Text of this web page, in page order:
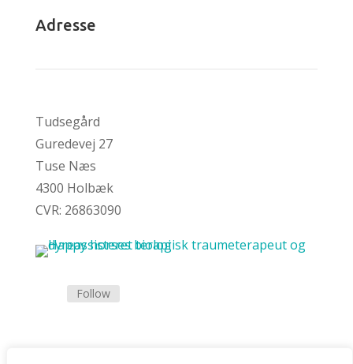
Adresse
Tudsegård
Guredevej 27
Tuse Næs
4300 Holbæk
CVR: 26863090
Follow